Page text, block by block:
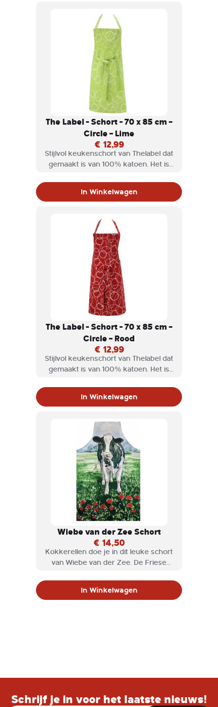
The Label - Schort - 70 x 85 cm –
Circle – Lime
€ 12,99
Stijlvol keukenschort van Thelabel dat
gemaakt is van 100% katoen. Het is
barbecue staat of in de keuken, je
vlekken of spetters.
In Winkelwagen
The Label - Schort - 70 x 85 cm –
Circle – Rood
€ 12,99
Stijlvol keukenschort van Thelabel dat
gemaakt is van 100% katoen. Het is
barbecue staat of in de keuken, je
vlekken of spetters.
In Winkelwagen
Wiebe van der Zee Schort
€ 14,50
Kokkerellen doe je in dit leuke schort
van Wiebe van der Zee. De Friese
Hollandse koeien en het fascinerende
In Winkelwagen
Schrijf je in voor het laatste nieuws!